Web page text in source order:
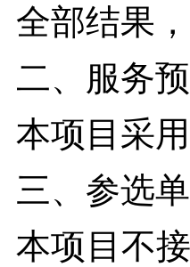
全部结果
二、服务
本项目采
三、参选
本项目不